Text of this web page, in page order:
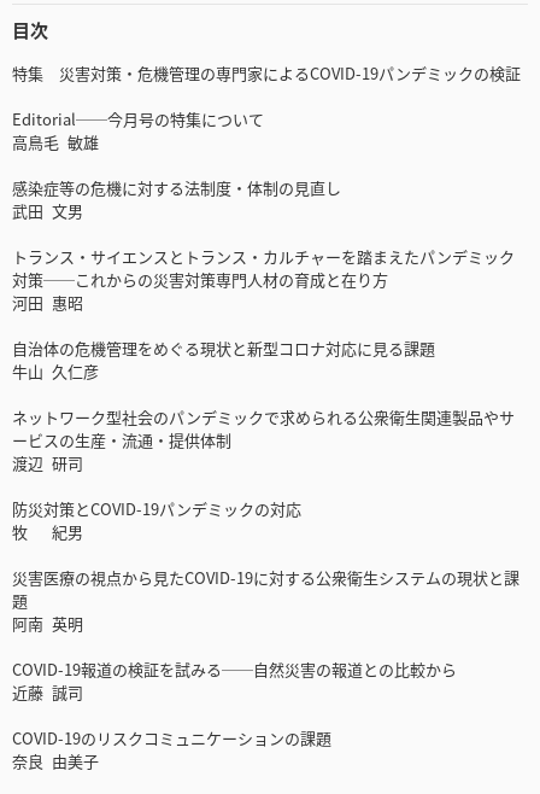
目次
特集 災害対策・危機管理の専門家によるCOVID-19パンデミックの検証
Editorial──今月号の特集について
高鳥毛 敏雄
感染症等の危機に対する法制度・体制の見直し
武田 文男
トランス・サイエンスとトランス・カルチャーを踏まえたパンデミック
対策──これからの災害対策専門人材の育成と在り方
河田 惠昭
自治体の危機管理をめぐる現状と新型コロナ対応に見る課題
牛山 久仁彦
ネットワーク型社会のパンデミックで求められる公衆衛生関連製品やサ
ービスの生産・流通・提供体制
渡辺 研司
防災対策とCOVID-19パンデミックの対応
牧 紀男
災害医療の視点から見たCOVID-19に対する公衆衛生システムの現状と課
題
阿南 英明
COVID-19報道の検証を試みる──自然災害の報道との比較から
近藤 誠司
COVID-19のリスクコミュニケーションの課題
奈良 由美子